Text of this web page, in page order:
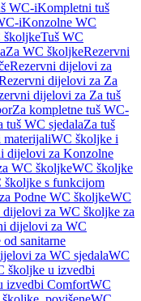
WC-iKompletni tuš
iKonzolne WC
školjkeTuš WC
Za WC školjkeRezervni
Rezervni dijelovi za
dijelovi za Za
dijelovi za Za tuš
Za kompletne tuš WC-
tuš WC sjedalaZa tuš
materijaliWC školjke i
dijelovi za Konzolne
WC školjkeWC školjke
školjke s funkcijom
Podne WC školjkeWC
dijelovi za WC školjke za
dijelovi za WC
sanitarne
za WC sjedalaWC
školjke u izvedbi
izvedbi ComfortWC